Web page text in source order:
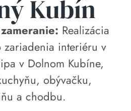
Kubín
Realizácia
zariadenia interiéru v
v Dolnom Kubíne,
obývačku,
a chodbu.